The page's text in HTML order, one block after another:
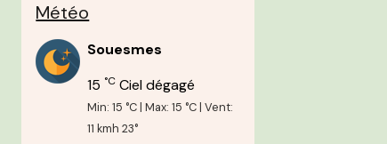
Météo
Souesmes
15 °C Ciel dégagé
Min: 15 °C | Max: 15 °C | Vent:
11 kmh 23°